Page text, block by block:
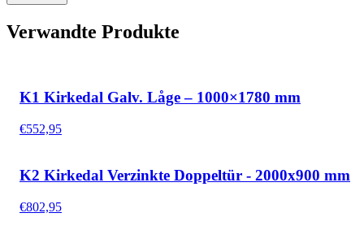
Verwandte Produkte
K1 Kirkedal Galv. Låge – 1000×1780 mm
€552,95
K2 Kirkedal Verzinkte Doppeltür - 2000x900 mm
€802,95